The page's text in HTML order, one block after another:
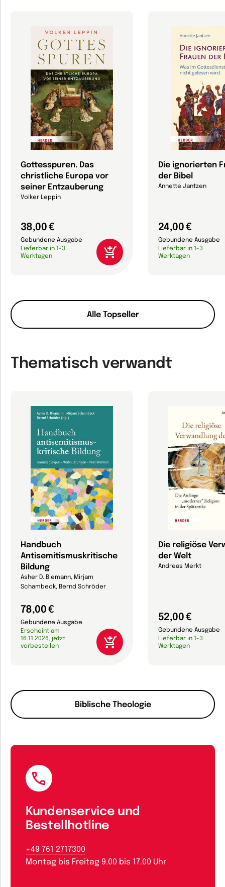
Alle Topseller
Gottesspuren. Das
christliche Europa vor
seiner Entzauberung
Volker Leppin
38,00 €
Gebundene Ausgabe
Lieferbar in 1-3
Werktagen
Die ignorierten
der Bibel
Annette Jantzen
24,00 €
Gebundene Ausgabe
Lieferbar in 1-3
Werktagen
Thematisch verwandt
Biblische Theologie
Handbuch
Antisemitismuskritische
Bildung
Asher D. Biemann, Mirjam
Schambeck, Bernd Schröder
78,00 €
Gebundene Ausgabe
Erscheint am
16.11.2026, jetzt
vorbestellen
Die religiöse
der Welt
Andreas Merkt
52,00 €
Gebundene Ausgabe
Lieferbar in 1-3
Werktagen
Kundenservice und
Bestellhotline
+49 761 2717300
Montag bis Freitag 9.00 bis 17.00 Uhr